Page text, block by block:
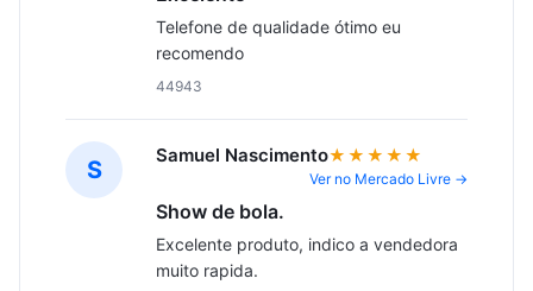
Telefone de qualidade ótimo eu
recomendo
44943
S Samuel Nascimento★★★★★
Ver no Mercado Livre →
Show de bola.
Excelente produto, indico a vendedora
muito rapida.